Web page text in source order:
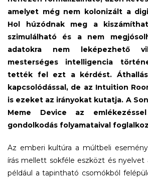
amelyet még nem kolonizált a
Hol húzódnak meg a
szimulálható és a nem
adatokra nem leképezhető
mesterséges intelligencia
tették fel ezt a kérdést.
kapcsolódással, de az Intuition
is ezeket az irányokat kutatja. A
Meme Device az
gondolkodás folyamataival
Az emberi kultúra a múltbeli
írás mellett sokféle eszközt és nyelvet
például a tapintható csomókból